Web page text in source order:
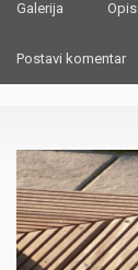
Galerija Opis
Postavi komentar